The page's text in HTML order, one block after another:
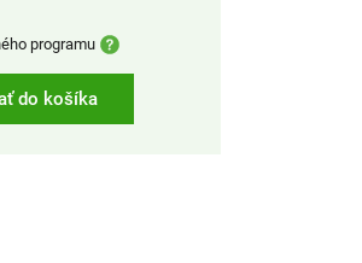
programu
do košíka